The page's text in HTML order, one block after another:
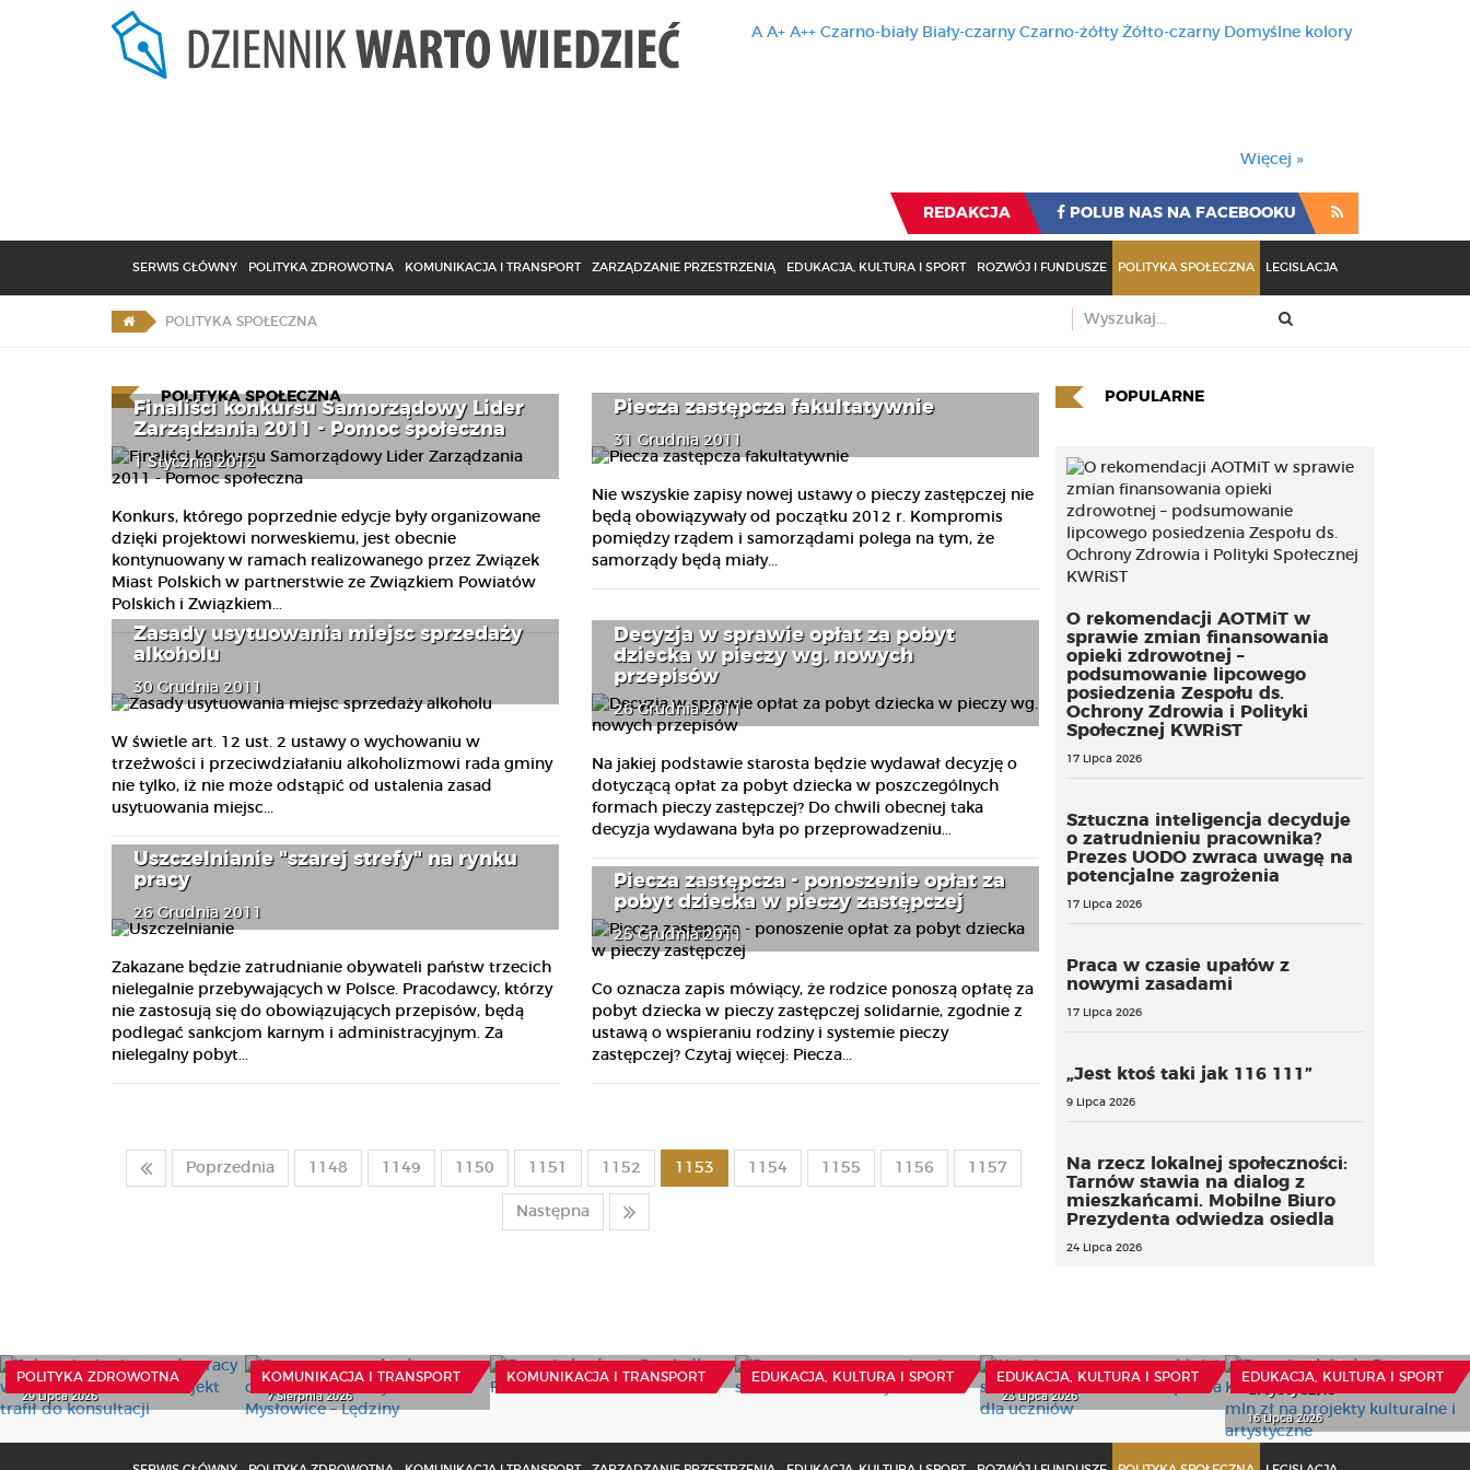
A A+ A++ Czarno-biały Biały-czarny Czarno-żółty Żółto-czarny Domyślne kolory
Więcej »
REDAKCJA POLUB NAS NA FACEBOOKU
SERWIS GŁÓWNY POLITYKA ZDROWOTNA KOMUNIKACJA I TRANSPORT ZARZĄDZANIE PRZESTRZENIĄ EDUKACJA, KULTURA I SPORT ROZWÓJ I FUNDUSZE POLITYKA SPOŁECZNA LEGISLACJA
POLITYKA SPOŁECZNA
POLITYKA SPOŁECZNA
Finaliści konkursu Samorządowy Lider
Zarządzania 2011 - Pomoc społeczna
1 Stycznia 2012
Konkurs, którego poprzednie edycje były organizowane
dzięki projektowi norweskiemu, jest obecnie
kontynuowany w ramach realizowanego przez Związek
Miast Polskich w partnerstwie ze Związkiem Powiatów
Polskich i Związkiem...
Piecza zastępcza fakultatywnie
31 Grudnia 2011
Nie wszyskie zapisy nowej ustawy o pieczy zastępczej nie
będą obowiązywały od początku 2012 r. Kompromis
pomiędzy rządem i samorządami polega na tym, że
samorządy będą miały...
Zasady usytuowania miejsc sprzedaży
alkoholu
30 Grudnia 2011
W świetle art. 12 ust. 2 ustawy o wychowaniu w
trzeźwości i przeciwdziałaniu alkoholizmowi rada gminy
nie tylko, iż nie może odstąpić od ustalenia zasad
usytuowania miejsc...
Decyzja w sprawie opłat za pobyt
dziecka w pieczy wg. nowych
przepisów
26 Grudnia 2011
Na jakiej podstawie starosta będzie wydawał decyzję o
dotyczącą opłat za pobyt dziecka w poszczególnych
formach pieczy zastępczej? Do chwili obecnej taka
decyzja wydawana była po przeprowadzeniu...
Uszczelnianie "szarej strefy" na rynku
pracy
26 Grudnia 2011
Zakazane będzie zatrudnianie obywateli państw trzecich
nielegalnie przebywających w Polsce. Pracodawcy, którzy
nie zastosują się do obowiązujących przepisów, będą
podlegać sankcjom karnym i administracyjnym. Za
nielegalny pobyt...
Piecza zastępcza - ponoszenie opłat za
pobyt dziecka w pieczy zastępczej
25 Grudnia 2011
Co oznacza zapis mówiący, że rodzice ponoszą opłatę za
pobyt dziecka w pieczy zastępczej solidarnie, zgodnie z
ustawą o wspieraniu rodziny i systemie pieczy
zastępczej? Czytaj więcej: Piecza...
Poprzednia 1148 1149 1150 1151 1152 1153 1154 1155 1156 1157
Następna
POPULARNE
O rekomendacji AOTMiT w
sprawie zmian finansowania
opieki zdrowotnej –
podsumowanie lipcowego
posiedzenia Zespołu ds.
Ochrony Zdrowia i Polityki
Społecznej KWRiST
17 Lipca 2026
Sztuczna inteligencja decyduje
o zatrudnieniu pracownika?
Prezes UODO zwraca uwagę na
potencjalne zagrożenia
17 Lipca 2026
Praca w czasie upałów z
nowymi zasadami
17 Lipca 2026
„Jest ktoś taki jak 116 111”
9 Lipca 2026
Na rzecz lokalnej społeczności:
Tarnów stawia na dialog z
mieszkańcami. Mobilne Biuro
Prezydenta odwiedza osiedla
24 Lipca 2026
POLITYKA ZDROWOTNA
29 Lipca 2026
KOMUNIKACJA I TRANSPORT
7 Sierpnia 2026
KOMUNIKACJA I TRANSPORT
16 Lipca 2026 EDUKACJA, KULTURA I SPORT
23 Lipca 2026 EDUKACJA, KULTURA I SPORT
23 Lipca 2026
EDUKACJA, KULTURA I SPORT
16 Lipca 2026